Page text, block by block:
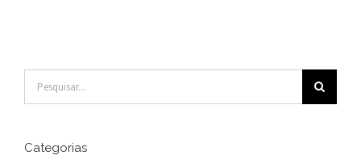
resultados
Categorias